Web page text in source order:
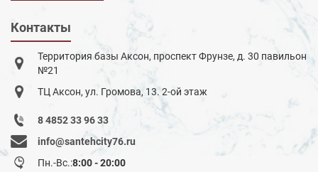
Контакты
Территория базы Аксон, проспект Фрунзе, д. 30 павильон
№21
ТЦ Аксон, ул. Громова, 13. 2-ой этаж
8 4852 33 96 33
info@santehcity76.ru
Пн.-Вс.:8:00 - 20:00